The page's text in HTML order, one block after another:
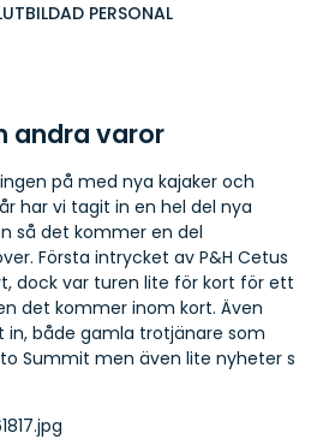
PERSONAL
andra varor
på med nya kajaker och
har vi tagit in en hel del nya
så det kommer en del
Första intrycket av P&H Cetus
dock var turen lite för kort för ett
det kommer inom kort. Även
in, både gamla trotjänare som
Summit men även lite nyheter s